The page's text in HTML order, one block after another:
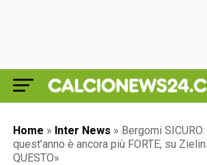
Home » Inter News » Bergomi SICURO:
quest’anno è ancora più FORTE, su
QUESTO»